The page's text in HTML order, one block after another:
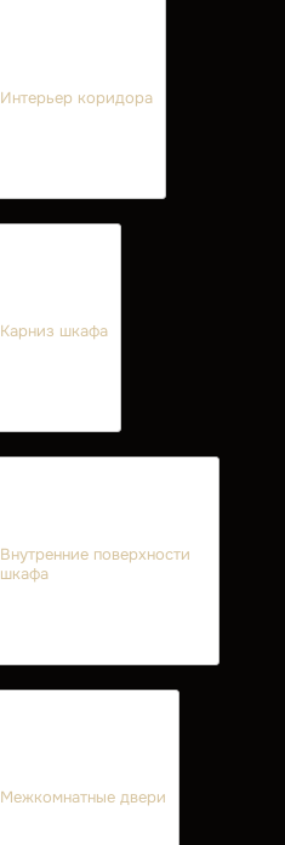
Интерьер коридора
Карниз шкафа
Внутренние поверхности
шкафа
Межкомнатные двери